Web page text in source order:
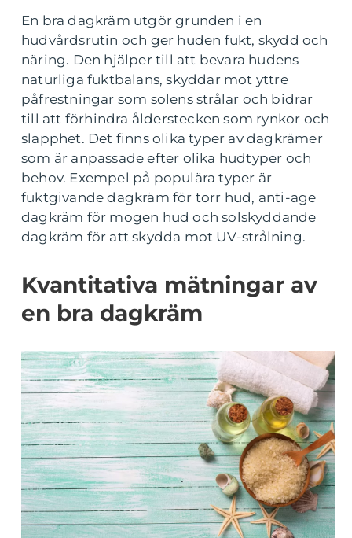
En bra dagkräm utgör grunden i en
hudvårdsrutin och ger huden fukt, skydd och
näring. Den hjälper till att bevara hudens
naturliga fuktbalans, skyddar mot yttre
påfrestningar som solens strålar och bidrar
till att förhindra ålderstecken som rynkor och
slapphet. Det finns olika typer av dagkrämer
som är anpassade efter olika hudtyper och
behov. Exempel på populära typer är
fuktgivande dagkräm för torr hud, anti-age
dagkräm för mogen hud och solskyddande
dagkräm för att skydda mot UV-strålning.
Kvantitativa mätningar av
en bra dagkräm